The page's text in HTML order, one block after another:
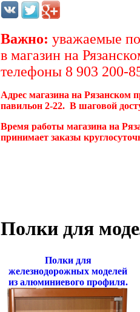
Важно: уважаемые
в магазин на
телефоны 8 903 200-
Адрес магазина на Рязанском
павильон 2-22. В шаговой
Время работы магазина на
принимает заказы
Полки для
Полки для
железнодорожных моделей
из алюминиевого профиля.